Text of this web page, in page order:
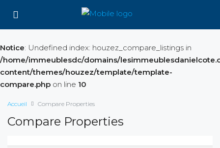
Notice: Undefined index: houzez_compare_listings in
/home/immeublesdc/domains/
content/themes/houzez/template/template-
compare.php on line 10
Accueil Compare Properties
Compare Properties